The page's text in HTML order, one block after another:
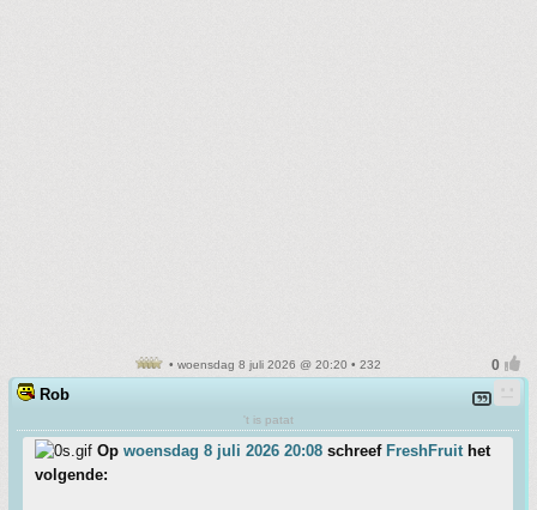
• woensdag 8 juli 2026 @ 20:20 • 232
Rob
't is patat
Op woensdag 8 juli 2026 20:08 schreef FreshFruithet
volgende: